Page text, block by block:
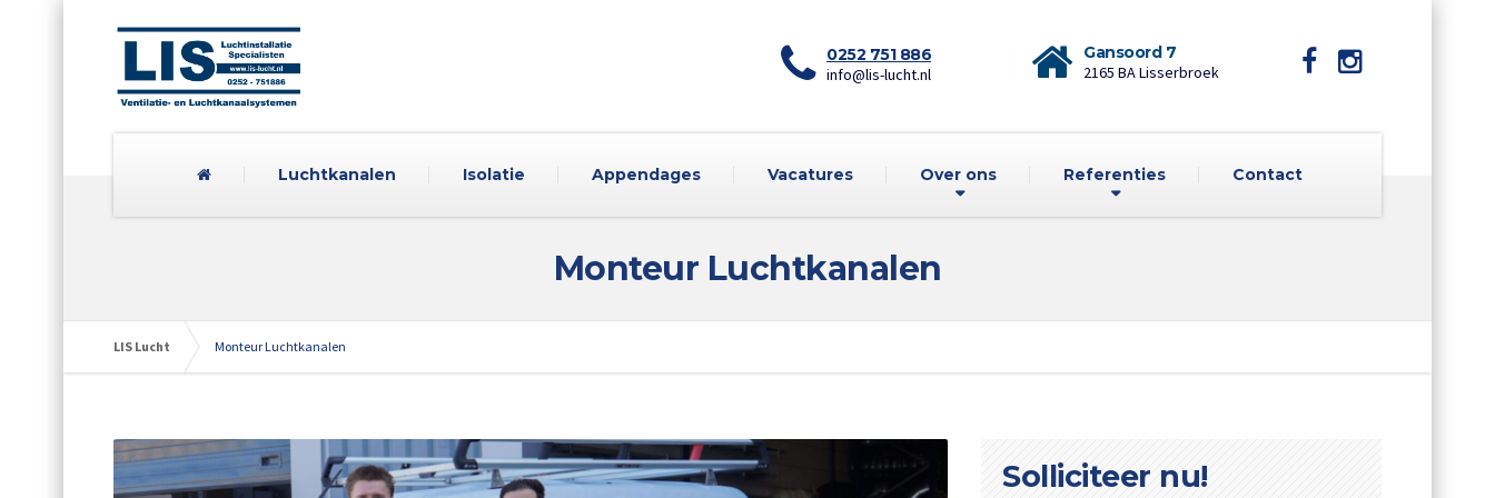
0252 751 886
info@lis-lucht.nl
Gansoord 7
2165 BA Lisserbroek
Luchtkanalen Isolatie Appendages Vacatures Over ons Referenties Contact
Monteur Luchtkanalen
LIS Lucht Monteur Luchtkanalen
Solliciteer nu!